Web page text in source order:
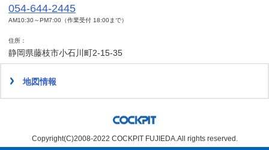
054-644-2445
AM10:30～PM7:00（作業受付 18:00まで）
住所
静岡県藤枝市小石川町2-15-35
地図情報
Copyright(C)2008-2022 COCKPIT FUJIEDA.All rights reserved.